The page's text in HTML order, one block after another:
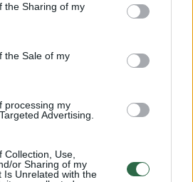
the Sharing of my
the Sale of my
processing my
Advertising.
Use,
or Sharing of my
Is Unrelated with the
primena, kad trečiadienį
profesinė sąjunga
streiką. Profsąjungos
teigimu, streikuoti
pedagogų ir 200 ugdymo
dieną planuojamas ir
prie Seimo.